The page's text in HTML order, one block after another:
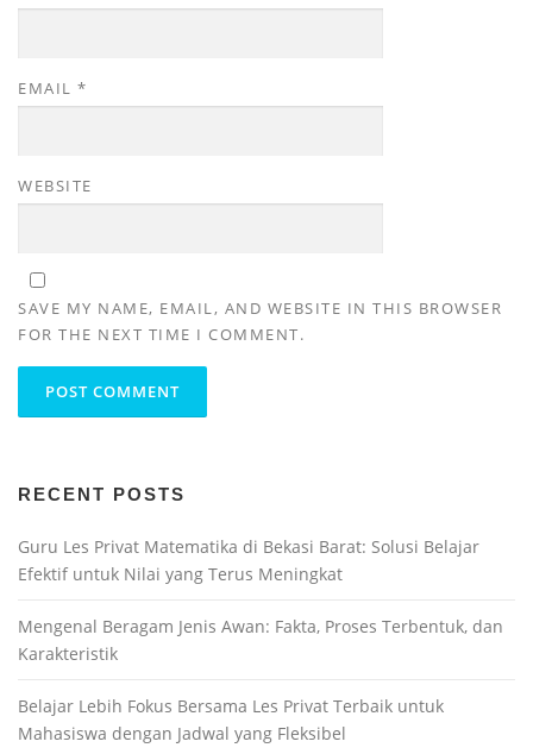
EMAIL *
WEBSITE
SAVE MY NAME, EMAIL, AND WEBSITE IN THIS BROWSER
FOR THE NEXT TIME I COMMENT.
RECENT POSTS
Guru Les Privat Matematika di Bekasi Barat: Solusi Belajar
Efektif untuk Nilai yang Terus Meningkat
Mengenal Beragam Jenis Awan: Fakta, Proses Terbentuk, dan
Karakteristik
Belajar Lebih Fokus Bersama Les Privat Terbaik untuk
Mahasiswa dengan Jadwal yang Fleksibel